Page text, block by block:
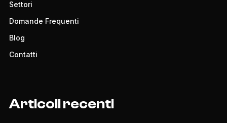
Settori
Domande Frequenti
Blog
Contatti
Articoli recenti